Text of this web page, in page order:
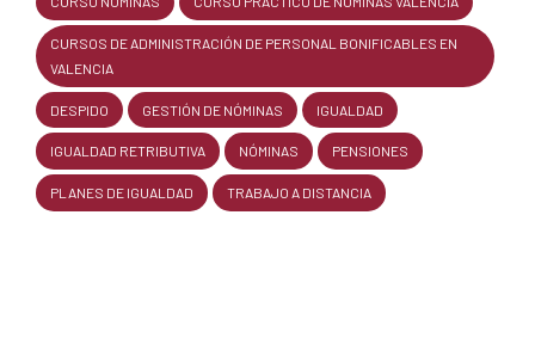
CURSOS DE ADMINISTRACIÓN DE PERSONAL BONIFICABLES EN
VALENCIA
DESPIDO GESTIÓN DE NÓMINAS IGUALDAD
IGUALDAD RETRIBUTIVA NÓMINAS PENSIONES
PLANES DE IGUALDAD TRABAJO A DISTANCIA